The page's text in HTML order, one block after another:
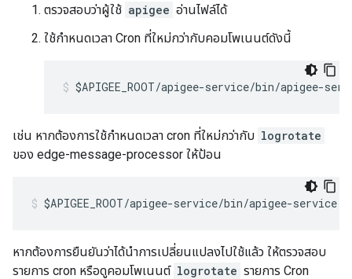
ตรวจสอบว่าผู้ใช้ apigee อ่านไฟล์ได้
ใช้กำหนดเวลา Cron ที่ใหม่กว่ากับคอมโพเนนต์ดังนี้
$APIGEE_ROOT/apigee-service/bin/apigee-
เช่น หากต้องการใช้กำหนดเวลา cron ที่ใหม่กว่ากับ logrotate
ของ edge-message-processor ให้ป้อน
$APIGEE_ROOT/apigee-service/bin/apigee-service
หากต้องการยืนยันว่าได้นำการเปลี่ยนแปลงไปใช้แล้ว ให้ตรวจสอบ
รายการ cron หรือดูคอมโพเนนต์ logrotate รายการ Cron